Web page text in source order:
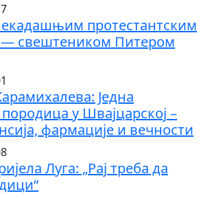
протестантским
свештеником Питером
Једна
у Швајцарској –
фармације и вечности
Луга: „Рај треба да